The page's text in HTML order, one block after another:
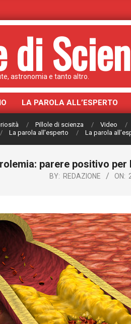
di
astronomia e tanto altro.
LA PAROLA ALL’ESPERTO
Pillole di scienza Video
La parola all’esperto La parola
parere positivo
BY: REDAZIONE ON: